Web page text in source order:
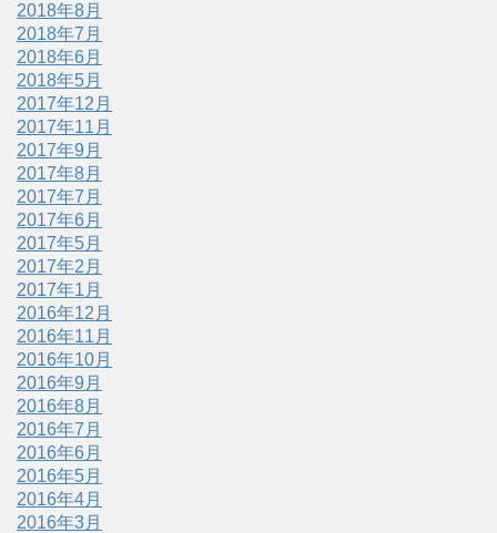
2018年8月
2018年7月
2018年6月
2018年5月
2017年12月
2017年11月
2017年9月
2017年8月
2017年7月
2017年6月
2017年5月
2017年2月
2017年1月
2016年12月
2016年11月
2016年10月
2016年9月
2016年8月
2016年7月
2016年6月
2016年5月
2016年4月
2016年3月